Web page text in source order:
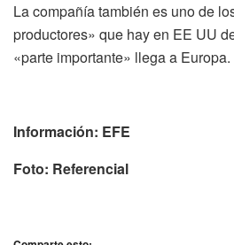
La compañía también es uno de
productores» que hay en EE UU
«parte importante» llega a Europa.
Información: EFE
Foto: Referencial